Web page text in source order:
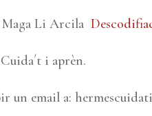
Maga Li Arcila
i aprèn.
un email a: